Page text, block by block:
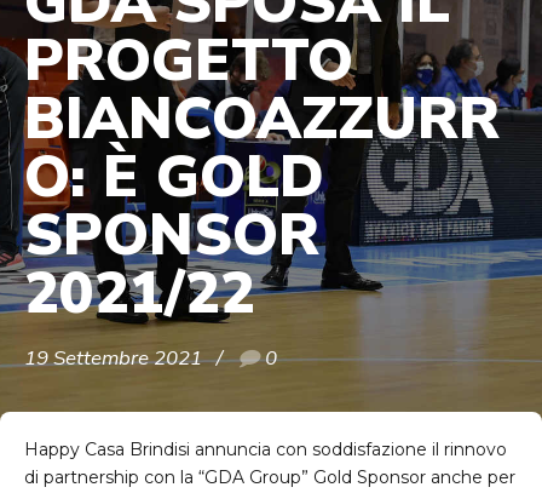
PROGETTO
BIANCOAZZURR
O: È GOLD
SPONSOR
2021/22
19 Settembre 2021 0
Happy Casa Brindisi annuncia con soddisfazione il rinnovo
di partnership con la “GDA Group” Gold Sponsor anche per